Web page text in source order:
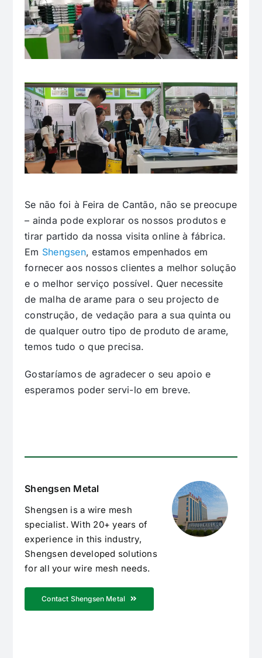
Se não foi à Feira de Cantão, não se preocupe
– ainda pode explorar os nossos produtos e
tirar partido da nossa visita online à fábrica.
Em Shengsen, estamos empenhados em
fornecer aos nossos clientes a melhor solução
e o melhor serviço possível. Quer necessite
de malha de arame para o seu projecto de
construção, de vedação para a sua quinta ou
de qualquer outro tipo de produto de arame,
temos tudo o que precisa.
Gostaríamos de agradecer o seu apoio e
esperamos poder servi-lo em breve.
Shengsen Metal
Shengsen is a wire mesh
specialist. With 20+ years of
experience in this industry,
Shengsen developed solutions
for all your wire mesh needs.
Contact Shengsen Metal